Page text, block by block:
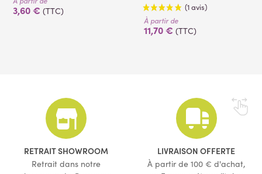
3,60 € (TTC)
(1 avis)
À partir de
11,70 € (TTC)
RETRAIT SHOWROOM
Retrait dans notre
LIVRAISON OFFERTE
À partir de 100 € d'achat,